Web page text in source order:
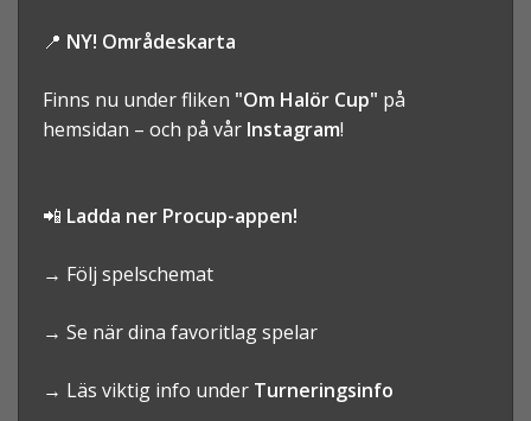
📍 NY! Områdeskarta
Finns nu underfliken "Om Halör Cup" på
hemsidan – och på vår Instagram!
📲 Ladda ner Procup-appen!
→ Följ spelschemat
→ Se närdina favoritlagspelar
→ Läs viktig info under Turneringsinfo